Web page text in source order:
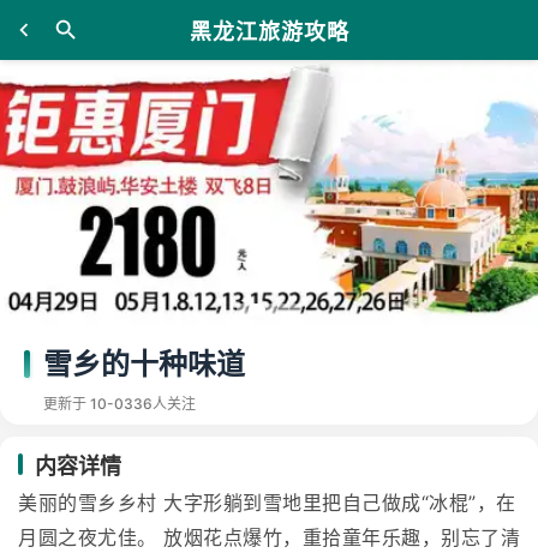
黑龙江旅游攻略
雪乡的十种味道
更新于 10-0336人关注
内容详情
美丽的雪乡乡村 大字形躺到雪地里把自己做成“冰棍”，在
月圆之夜尤佳。 放烟花点爆竹，重拾童年乐趣，别忘了清